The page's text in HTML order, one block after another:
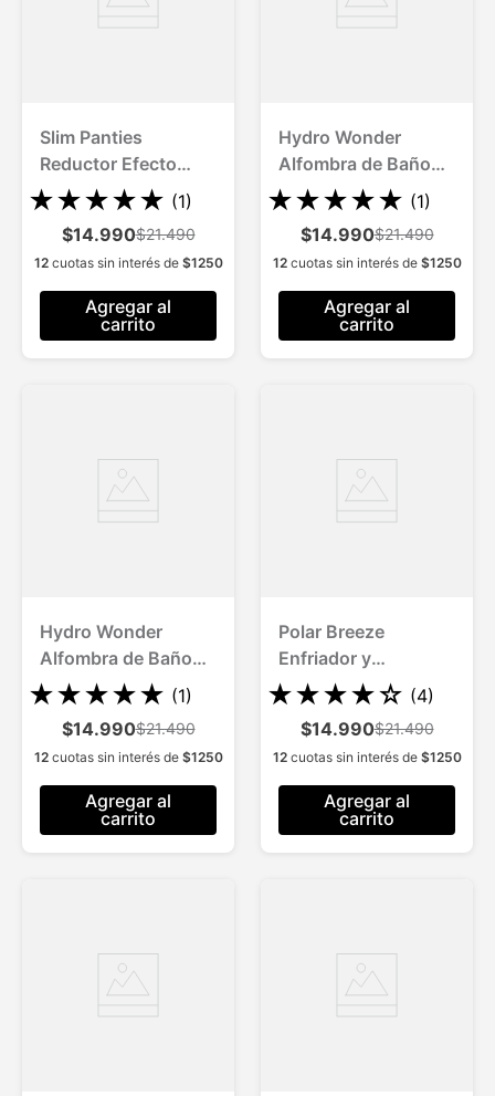
Slim Panties
Reductor Efecto
PushUp 3 Und.
Estilizan Modelan
Abdomen y Cintura
(Blanco+Beige+Ng)
★★★★★ (1)
$14.990$21.490
12cuotas sin interés de $1250
Agregar al
carrito
Hydro Wonder
Alfombra de Baño
Antideslizante
Superabsorbente
★★★★★ (1)
$14.990$21.490
12cuotas sin interés de $1250
Agregar al
carrito
Hydro Wonder
Alfombra de Baño
Antideslizante
Superabsorbente
★★★★★ (1)
$14.990$21.490
12cuotas sin interés de $1250
Agregar al
carrito
Polar Breeze
Enfriador y
Humidificador
Portátil
★★★★☆ (4)
$14.990$21.490
12cuotas sin interés de $1250
Agregar al
carrito